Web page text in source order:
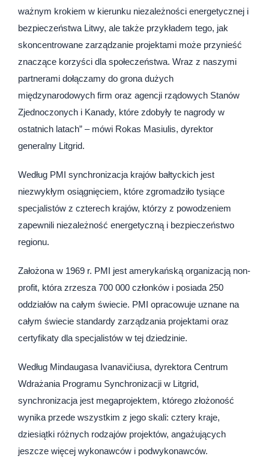
ważnym krokiem w kierunku niezależności energetycznej i
bezpieczeństwa Litwy, ale także przykładem tego, jak
skoncentrowane zarządzanie projektami może przynieść
znaczące korzyści dla społeczeństwa. Wraz z naszymi
partnerami dołączamy do grona dużych
międzynarodowych firm oraz agencji rządowych Stanów
Zjednoczonych i Kanady, które zdobyły te nagrody w
ostatnich latach” – mówi Rokas Masiulis, dyrektor
generalny Litgrid.
Według PMI synchronizacja krajów bałtyckich jest
niezwykłym osiągnięciem, które zgromadziło tysiące
specjalistów z czterech krajów, którzy z powodzeniem
zapewnili niezależność energetyczną i bezpieczeństwo
regionu.
Założona w 1969 r. PMI jest amerykańską organizacją non-
profit, która zrzesza 700 000 członków i posiada 250
oddziałów na całym świecie. PMI opracowuje uznane na
całym świecie standardy zarządzania projektami oraz
certyfikaty dla specjalistów w tej dziedzinie.
Według Mindaugasa Ivanavičiusa, dyrektora Centrum
Wdrażania Programu Synchronizacji w Litgrid,
synchronizacja jest megaprojektem, którego złożoność
wynika przede wszystkim z jego skali: cztery kraje,
dziesiątki różnych rodzajów projektów, angażujących
jeszcze więcej wykonawców i podwykonawców.